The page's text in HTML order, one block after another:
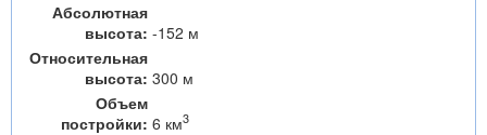
Абсолютная
высота: -152 м
Относительная
высота: 300 м
Объем
постройки: 6 км3